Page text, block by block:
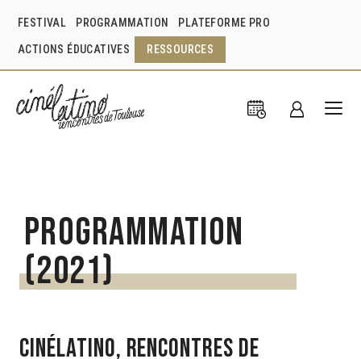
FESTIVAL PROGRAMMATION PLATEFORME PRO
ACTIONS ÉDUCATIVES RESSOURCES
Programmation
(2021)
Cinélatino, Rencontres de